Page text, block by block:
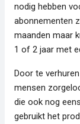
nodig hebben
abonnementen
maanden maar
1 of 2 jaar met
Door te
mensen
die ook nog
gebruikt het